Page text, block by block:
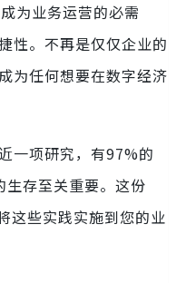
为业务运营的必需
性。不再是仅仅企业的
为任何想要在数字经济
一项研究，有97%的
存至关重要。这份
这些实践实施到您的业